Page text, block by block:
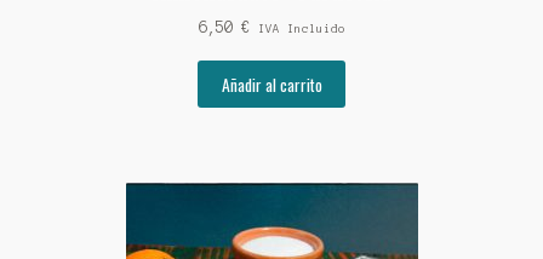
6,50 € IVA Incluido
Añadir al carrito